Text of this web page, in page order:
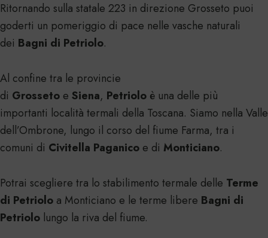
Ritornando sulla statale 223 in direzione Grosseto puoi
goderti un pomeriggio di pace nelle vasche naturali
dei Bagni di Petriolo.
Al confine tra le provincie
di Grosseto e Siena, Petriolo è una delle più
importanti località termali della Toscana. Siamo nella Valle
dell’Ombrone, lungo il corso del fiume Farma, tra i
comuni di Civitella Paganico e di Monticiano.
Potrai scegliere tra lo stabilimento termale delle Terme
di Petriolo a Monticiano e le terme libere Bagni di
Petriolo lungo la riva del fiume.